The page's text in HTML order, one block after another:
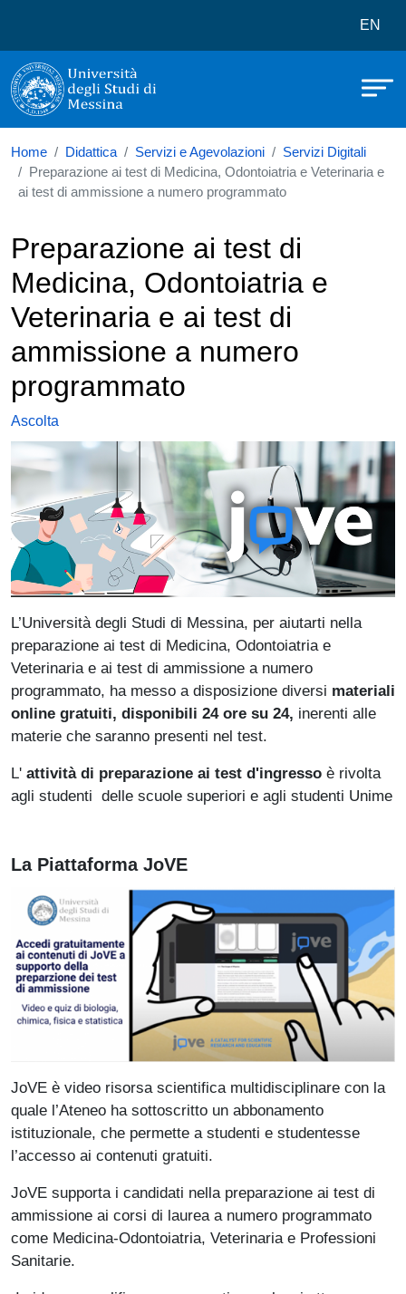
Università degli Studi di Messina
EN
Home Didattica Servizi e Agevolazioni
Servizi Digitali
Preparazione ai test di Medicina, Odontoiatria e Veterinaria e
ai test di ammissione a numero programmato
Preparazione ai test di
Medicina, Odontoiatria e
Veterinaria e ai test di
ammissione a numero
programmato
Ascolta
L’Università degli Studi di Messina, per aiutarti nella
preparazione ai test di Medicina, Odontoiatria e
Veterinaria e ai test di ammissione a numero
programmato, ha messo a disposizione diversi materiali
online gratuiti, disponibili 24 ore su 24, inerenti alle
materie che saranno presenti nel test.
L' attività di preparazione ai test d'ingresso è rivolta
agli studenti delle scuole superiori e agli studenti Unime
La Piattaforma JoVE
JoVE è video risorsa scientifica multidisciplinare con la
quale l’Ateneo ha sottoscritto un abbonamento
istituzionale, che permette a studenti e studentesse
l’accesso ai contenuti gratuiti.
JoVE supporta i candidati nella preparazione ai test di
ammissione ai corsi di laurea a numero programmato
come Medicina-Odontoiatria, Veterinaria e Professioni
Sanitarie.